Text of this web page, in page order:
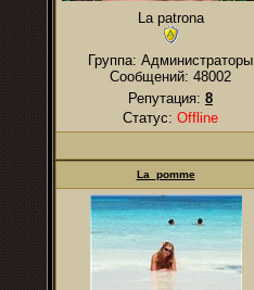
La patrona
Группа: Администраторы
Сообщений: 48002
Репутация: 8
Статус: Offline
La_pomme